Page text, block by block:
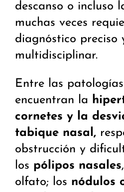
descanso o incluso
muchas veces
diagnóstico
multidisciplinar.
Entre las
encuentran la
cornetes y la
tabique nasal,
obstrucción y
los pólipos nasales
olfato; los nódulos